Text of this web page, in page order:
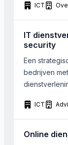
werken.
goede
zich in de
ICT
IT
security
Een
bedrijven
beveiliging
Aanpalende
Het
ICT
Online